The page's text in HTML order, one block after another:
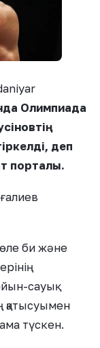
Олимпиада
деп
порталы.
би және
сауық
қатысуымен
түскен.